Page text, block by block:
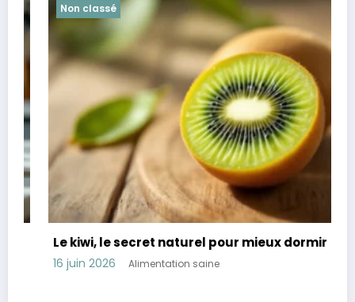
Non classé
Le kiwi, le secret naturel pour mieux dormir
16 juin 2026 Alimentation saine